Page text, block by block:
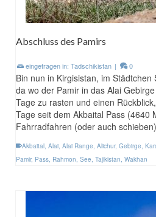
Abschluss des Pamirs
eingetragen in: Tadschikistan | 0
Bin nun in Kirgisistan, im Städtchen
da wo der Pamir in das Alai
Tage zu rasten und einen
Tage seit dem Akbaital Pass (4640
Fahrradfahren (oder auch
Akbaital, Alai, Alai Range, Alichur, Gebirge,
Pamir, Pass, Rahmon, See, Tajikistan, Wakhan